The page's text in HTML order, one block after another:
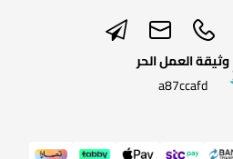
وثيقة العمل الحر
a87ccafd